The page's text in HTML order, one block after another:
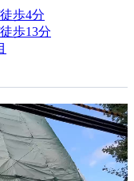
歩4分
歩13分